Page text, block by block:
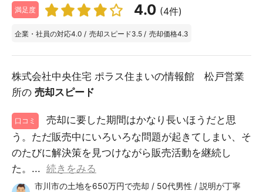
満足度 4.0 (4件)
企業・社員の対応4.0 / 売却スピード3.5 / 売却価格4.3
株式会社中央住宅 ポラス住まいの情報館 松戸営業
所の 売却スピード
口コミ
売却に要した期間はかなり長いほうだと思
う。ただ販売中にいろいろな問題が起きてしまい、そ
のたびに解決策を見つけながら販売活動を継続し
た。... 続きをみる
市川市の土地を650万円で売却 / 50代男性 / 説明が丁寧